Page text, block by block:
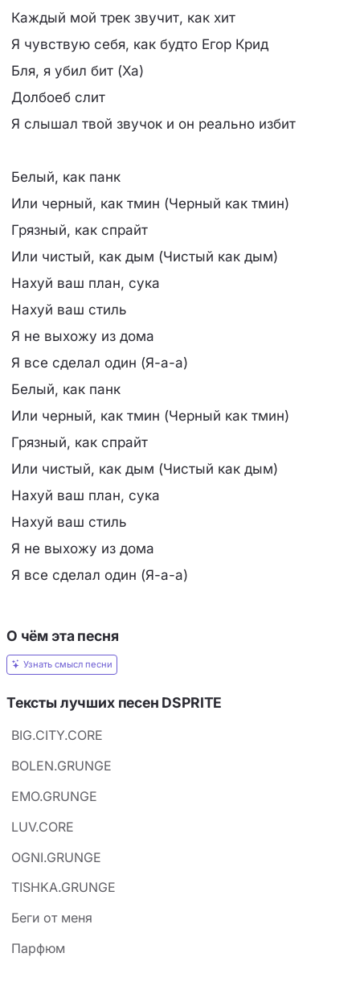
Каждый мой трек звучит, как хит
Я чувствую себя, как будто Егор Крид
Бля, я убил бит (Ха)
Долбоеб слит
Я слышал твой звучок и он реально избит
Белый, как панк
Или черный, как тмин (Черный как тмин)
Грязный, как спрайт
Или чистый, как дым (Чистый как дым)
Нахуй ваш план, сука
Нахуй ваш стиль
Я не выхожу из дома
Я все сделал один (Я-а-а)
Белый, как панк
Или черный, как тмин (Черный как тмин)
Грязный, как спрайт
Или чистый, как дым (Чистый как дым)
Нахуй ваш план, сука
Нахуй ваш стиль
Я не выхожу из дома
Я все сделал один (Я-а-а)
О чём эта песня
Узнать смысл песни
Тексты лучших песен DSPRITE
BIG.CITY.CORE
BOLEN.GRUNGE
EMO.GRUNGE
LUV.CORE
OGNI.GRUNGE
TISHKA.GRUNGE
Беги от меня
Парфюм